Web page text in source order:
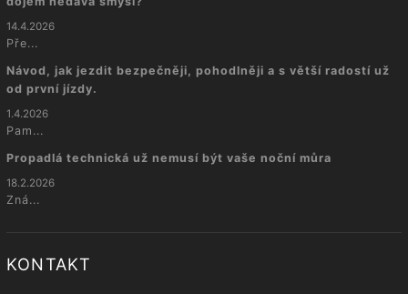
14.4.2026
Pře...
Návod, jak jezdit bezpečněji, pohodlněji a s větší radostí už
od první jízdy.
1.4.2026
Pam...
Propadlá technická už nemusí být vaše noční můra
18.2.2026
Zná...
KONTAKT